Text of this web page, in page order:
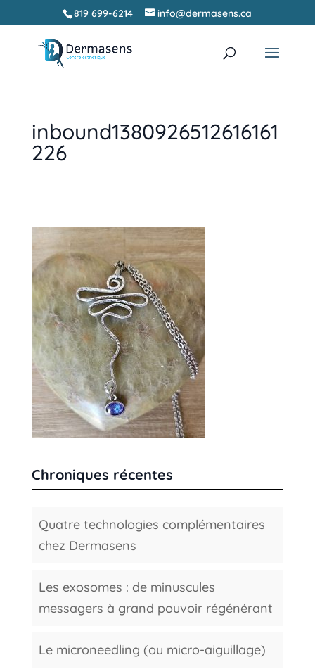
819 699-6214 info@dermasens.ca
inbound1380926512616161
226
Chroniques récentes
Quatre technologies complémentaires
chez Dermasens
Les exosomes : de minuscules
messagers à grand pouvoir régénérant
Le microneedling (ou micro-aiguillage)